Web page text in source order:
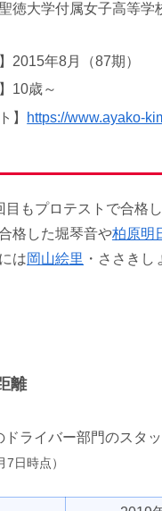
聖徳大学付属女子高等学
2015年8月（87期）
10歳～
】
https://www.ayako-
もプロテストで合格し
格した堀琴音や柏原明
は岡山絵里 ・ささきし
離
ライバー部門のスタ
日時点）